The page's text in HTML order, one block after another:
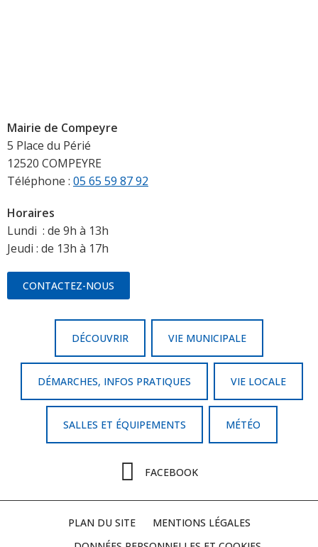
Mairie de Compeyre
5 Place du Périé
12520 COMPEYRE
Téléphone : 05 65 59 87 92
Horaires
Lundi : de 9h à 13h
Jeudi : de 13h à 17h
CONTACTEZ-NOUS
DÉCOUVRIR VIE MUNICIPALE
DÉMARCHES, INFOS PRATIQUES VIE LOCALE
SALLES ET ÉQUIPEMENTS MÉTÉO
FACEBOOK
PLAN DU SITE
MENTIONS LÉGALES